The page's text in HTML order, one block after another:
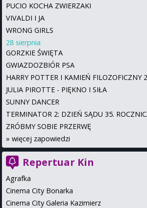
PUCIO KOCHA ZWIERZAKI
VIVALDI I JA
WRONG GIRLS
28 sierpnia
GORZKIE ŚWIĘTA
GWIAZDOZBIÓR PSA
HARRY POTTER I KAMIEŃ FILOZOFICZNY
JULIA PIROTTE - PIĘKNO I SIŁA
SUNNY DANCER
TERMINATOR 2: DZIEŃ SĄDU 35.
ZRÓBMY SOBIE PRZERWĘ
» więcej zapowiedzi
Repertuar Kin
Agrafka
Cinema City Bonarka
Cinema City Galeria Kazimierz